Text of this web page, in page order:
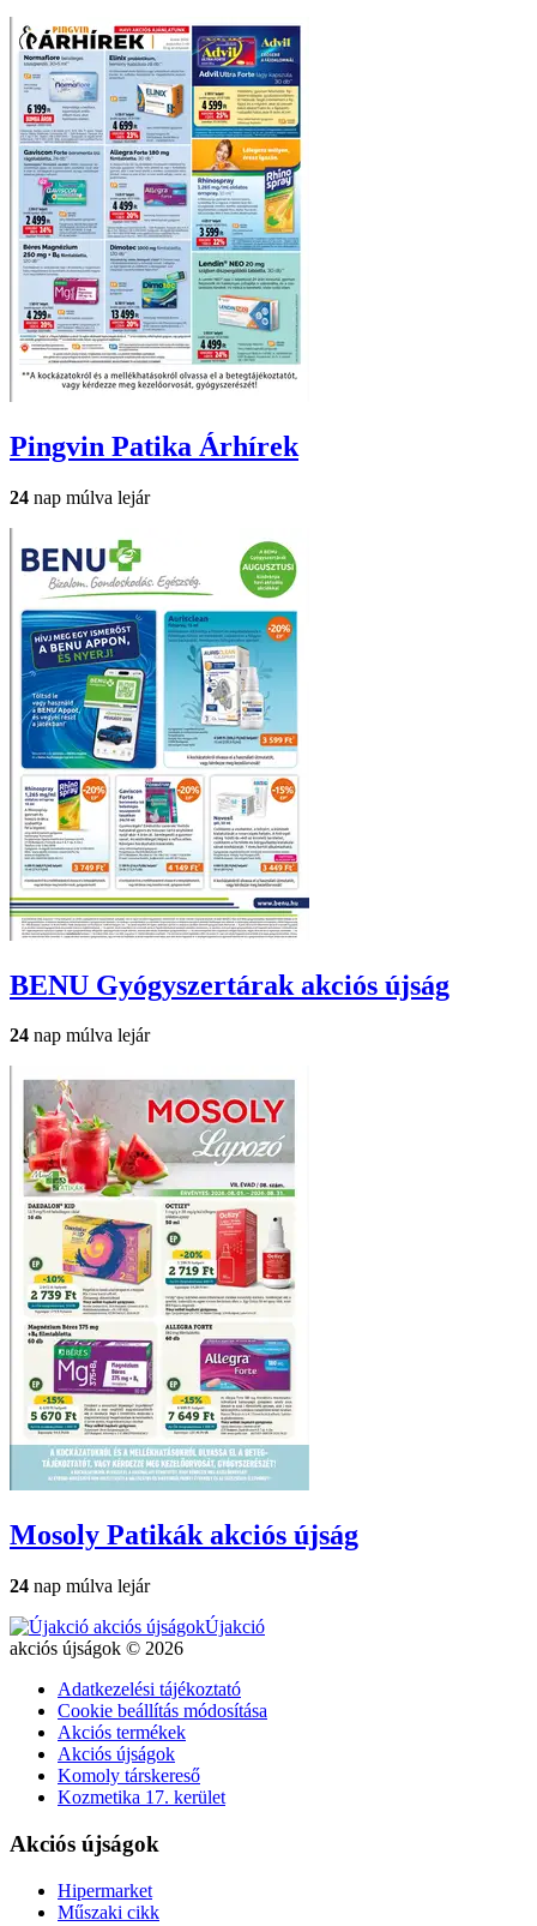
Pingvin Patika Árhírek
24 nap múlva lejár
BENU Gyógyszertárak akciós újság
24 nap múlva lejár
Mosoly Patikákakciós újság
24 nap múlva lejár
Újakció
akciós újságok © 2026
Adatkezelési tájékoztató
Cookie beállítás módosítása
Akciós termékek
Akciós újságok
Komoly társkereső
Kozmetika 17. kerület
Akciós újságok
Hipermarket
Műszaki cikk